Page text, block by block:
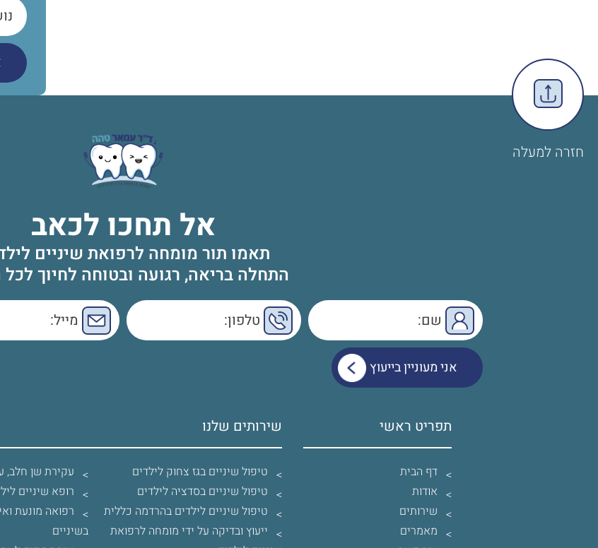
חזרה למעלה
אל תחכו לכאב
תאמו תור מומחה לרפואת שיניים
התחלה בריאה, רגועה ובטוחה לחיוך לכל
תפריט ראשי
דף הבית
אודות
שירותים
מאמרים
שירותים שלנו
טיפול שיניים בגז צחוק לילדים
טיפול שיניים בסדציה לילדים
טיפול שיניים לילדים בהרדמה כללית
ייעוץ ובדיקה על ידי מומחה לרפואת
עקירת שן חלב,
רופא שיניים
רפואה מונעת
בשיניים